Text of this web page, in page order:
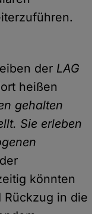
der LAG
heißen
gehalten
Sie erleben
könnten
Rückzug in die